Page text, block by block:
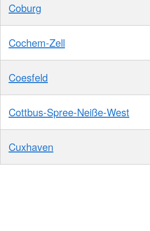
Coburg
Cochem-Zell
Coesfeld
Cottbus-Spree-Neiße-West
Cuxhaven